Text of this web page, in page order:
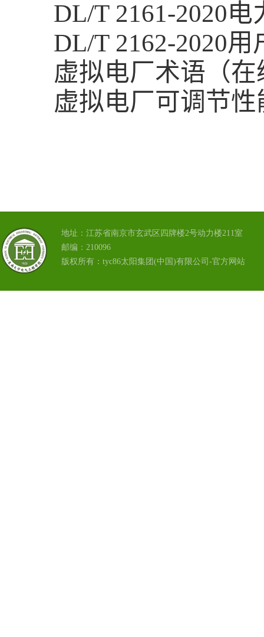
DL/T 2161-2020电
DL/T 2162-2020用
虚拟电厂术语（在
虚拟电厂可调节
地址：江苏省南京市玄武区四牌楼2号动力楼211室
邮编：210096
版权所有：tyc86太阳集团(中国)有限公司-官方网站